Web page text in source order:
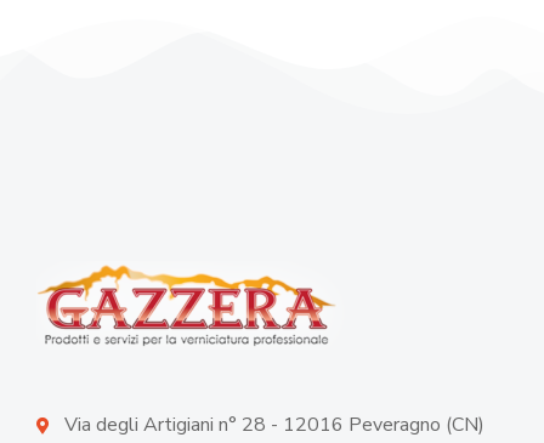
Via degli Artigiani n° 28 - 12016 Peveragno (CN)